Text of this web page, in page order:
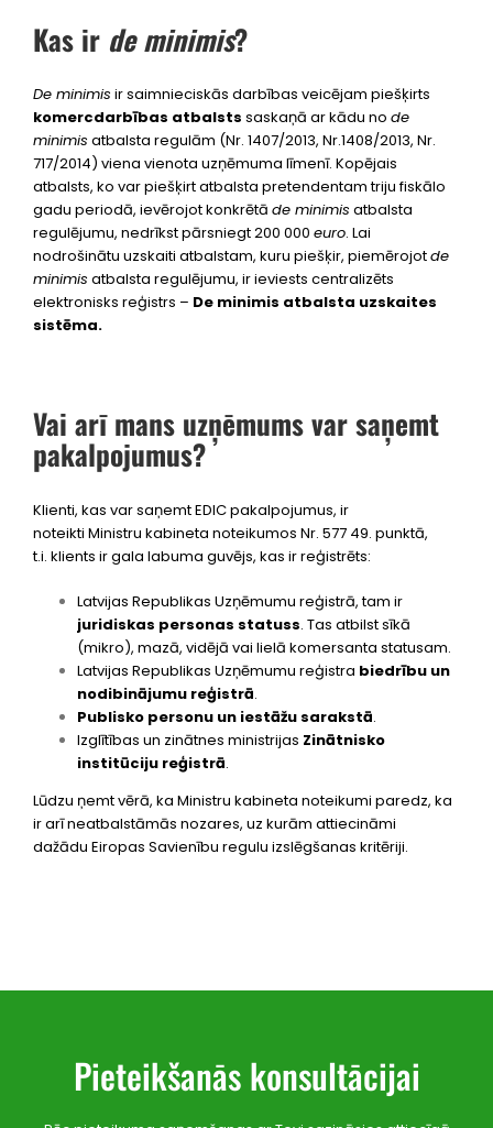
Kas ir de minimis?
De minimis ir saimnieciskās darbības veicējam piešķirts
komercdarbības atbalsts saskaņā ar kādu no de
minimis atbalsta regulām (Nr. 1407/2013, Nr.1408/2013, Nr.
717/2014) viena vienota uzņēmuma līmenī. Kopējais
atbalsts, ko var piešķirt atbalsta pretendentam triju fiskālo
gadu periodā, ievērojot konkrētā de minimis atbalsta
regulējumu, nedrīkst pārsniegt 200 000 euro. Lai
nodrošinātu uzskaiti atbalstam, kuru piešķir, piemērojotde
minimis atbalsta regulējumu, ir ieviests centralizēts
elektronisks reģistrs – De minimis atbalsta uzskaites
sistēma.
Vai arī mans uzņēmums var saņemt
pakalpojumus?
Klienti, kas var saņemt EDIC pakalpojumus, ir
noteikti Ministru kabineta noteikumos Nr. 577 49. punktā,
t.i. klients ir gala labuma guvējs, kas ir reģistrēts:
Latvijas Republikas Uzņēmumu reģistrā, tam ir
juridiskas personas statuss. Tas atbilst sīkā
(mikro), mazā, vidējā vai lielā komersanta statusam.
Latvijas Republikas Uzņēmumu reģistra biedrību un
nodibinājumu reģistrā.
Publisko personu un iestāžu sarakstā.
Izglītības un zinātnes ministrijas Zinātnisko
institūciju reģistrā.
Lūdzu ņemt vērā, ka Ministru kabineta noteikumi paredz, ka
ir arī neatbalstāmās nozares, uz kurām attiecināmi
dažādu Eiropas Savienību regulu izslēgšanas kritēriji.
Pieteikšanās konsultācijai